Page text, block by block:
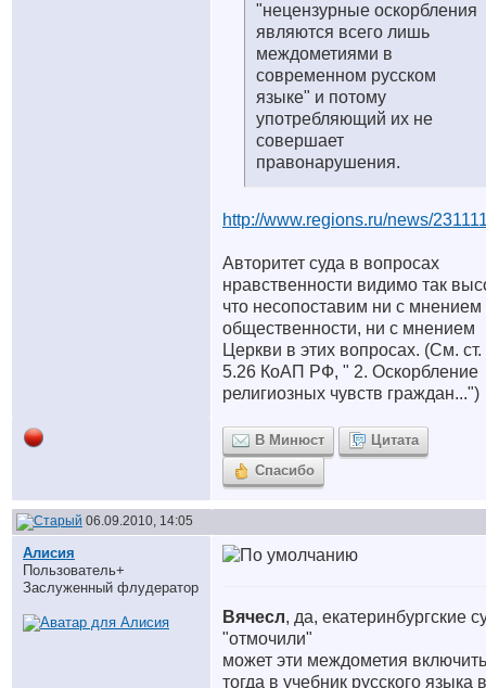
"нецензурные оскорбления
являются всего лишь
междометиями в
современном русском
языке" и потому
употребляющий их не
совершает
правонарушения.
http://www.regions.ru/news/
Авторитет суда в вопросах
нравственности видимо так
что несопоставим ни с мнением
общественности, ни с мнением
Церкви в этих вопросах. (См. ст.
5.26 КоАП РФ, " 2. Оскорбление
религиозных чувств граждан...")
В Минюст
Цитата
Спасибо
06.09.2010, 14:05
Алисия
Пользователь+
Заслуженный флудератор
Вячесл, да, екатеринбургские
"отмочили"
может эти междометия включить
тогда в учебник русского языка в